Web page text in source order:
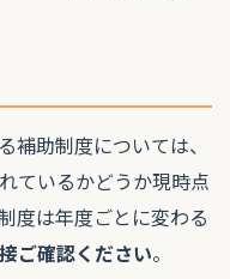
補助制度については、
ているかどうか現時点
度は年度ごとに変わる
ご確認ください。